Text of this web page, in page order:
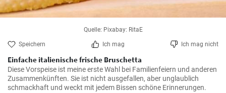
Quelle: Pixabay: RitaE
Speichern Ich mag Ich mag nicht
Einfache italienische frische Bruschetta
Diese Vorspeise ist meine erste Wahl bei Familienfeiern und anderen
Zusammenkünften. Sie ist nicht ausgefallen, aber unglaublich
schmackhaft und weckt mit jedem Bissen schöne Erinnerungen.